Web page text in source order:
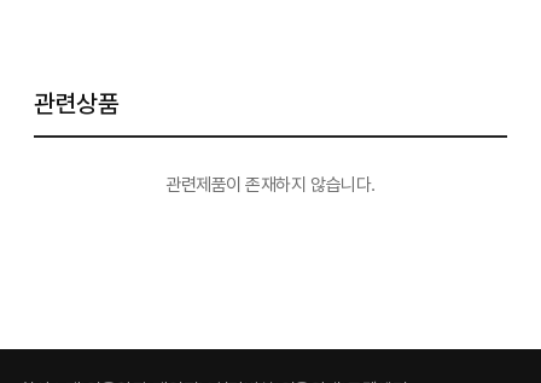
관련상품
관련제품이 존재하지 않습니다.